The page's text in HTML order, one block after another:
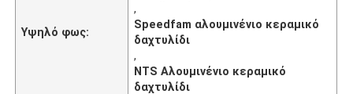
Υψηλό φως:
,
Speedfam αλουμινένιο κεραμικό
δαχτυλίδι
,
NTS Αλουμινένιο κεραμικό
δαχτυλίδι